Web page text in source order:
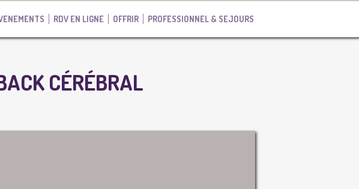
RDV EN LIGNE OFFRIR PROFESSIONNEL & SEJOURS
CÉRÉBRAL